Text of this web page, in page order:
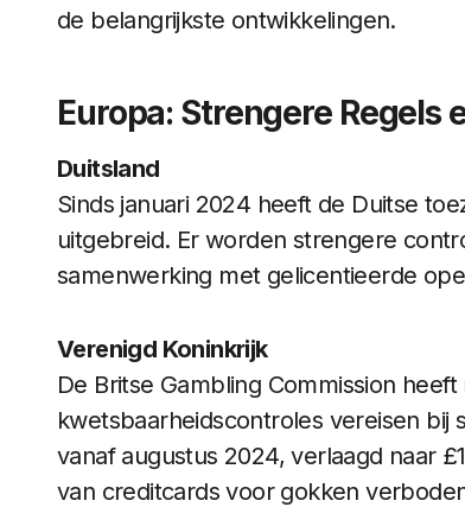
de belangrijkste ontwikkelingen.
Europa: Strengere Regels
Duitsland
Sinds januari 2024 heeft de Duitse
uitgebreid. Er worden strengere
samenwerking met gelicentieerde
Verenigd Koninkrijk
De Britse Gambling Commission
kwetsbaarheidscontroles vereisen
vanaf augustus 2024, verlaagd naar
van creditcards voor gokken